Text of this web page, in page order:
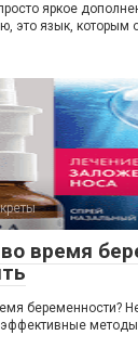
яркое
это язык, которым
время
беременности?